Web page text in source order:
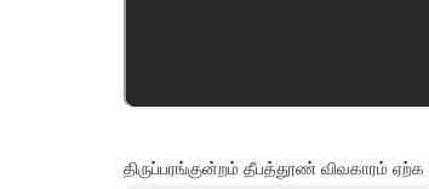
திருப்பரங்குன்றம் தீபத்தூண் விவகாரம்